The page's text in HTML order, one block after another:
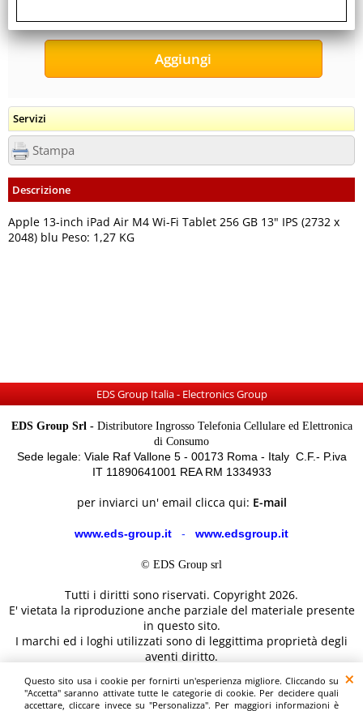
Questo sito usa i cookie per fornirti un'esperienza migliore. Cliccando su
"Accetta" saranno attivate tutte le categorie di cookie. Per decidere quali
accettare, cliccare invece su "Personalizza". Per maggiori informazioni è
Servizi
Stampa
Descrizione
Apple 13-inch iPad Air M4 Wi-Fi Tablet 256 GB 13" IPS (2732 x
2048) blu Peso: 1,27 KG
EDS Group Italia - Electronics Group
EDS Group Srl -Distributore Ingrosso Telefonia Cellulare ed Elettronica
di Consumo
Sede legale: Viale Raf Vallone 5 - 00173 Roma - Italy C.F.- P.iva
IT 11890641001 REA RM 1334933
per inviarci un' email clicca qui: E-mail
www.eds-group.it - www.edsgroup.it
© EDS Group srl
Tutti i diritti sono riservati. Copyright 2026.
E' vietata la riproduzione anche parziale del materiale presente
in questo sito.
I marchi ed i loghi utilizzati sono di leggittima proprietà degli
aventi diritto.
scopo illustrativo fanno fede i dettagli sul sito del costruttore.